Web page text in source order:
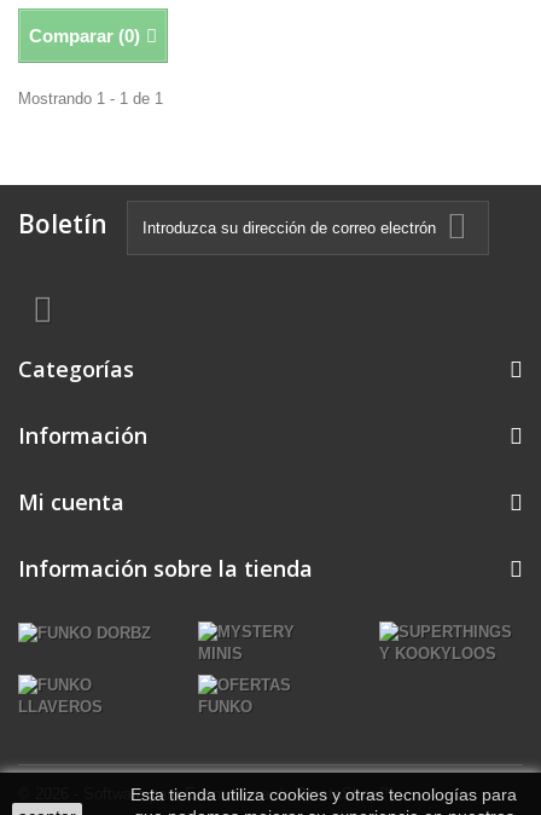
Comparar (0)
Mostrando 1 - 1 de 1
Boletín
Categorías
Información
© 2026 - Software para Ecommerce de PrestaShop™
Mi cuenta
Información sobre la tienda
Esta tienda utiliza cookies y otras tecnologías para